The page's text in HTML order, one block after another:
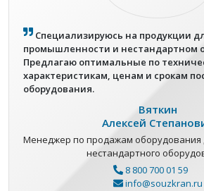
Специализируюсь на продукции
промышленности и нестандартном
Предлагаю оптимальные по
характеристикам, ценам и срокам
оборудования.
Вяткин
Алексей
Менеджер по продажам оборудования
нестандартного
8 800 700 01 59
info@souzkran.ru